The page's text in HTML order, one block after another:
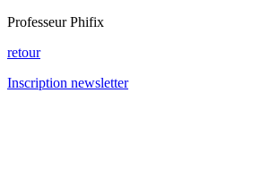
Professeur Phifix
retour
Inscription newsletter